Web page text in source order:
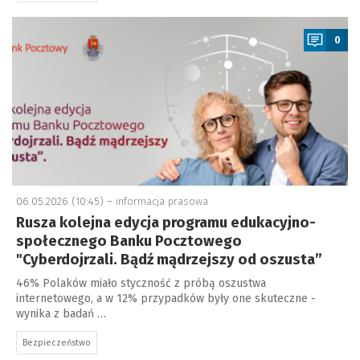
a
0
06.05.2026 (10:45) – informacja prasowa
Rusza kolejna edycja programu edukacyjno-
społecznego Banku Pocztowego
"Cyberdojrzali. Bądź mądrzejszy od oszusta”
46% Polaków miało styczność z próbą oszustwa
internetowego, a w 12% przypadków były one skuteczne -
wynika z badań …
Bezpieczeństwo